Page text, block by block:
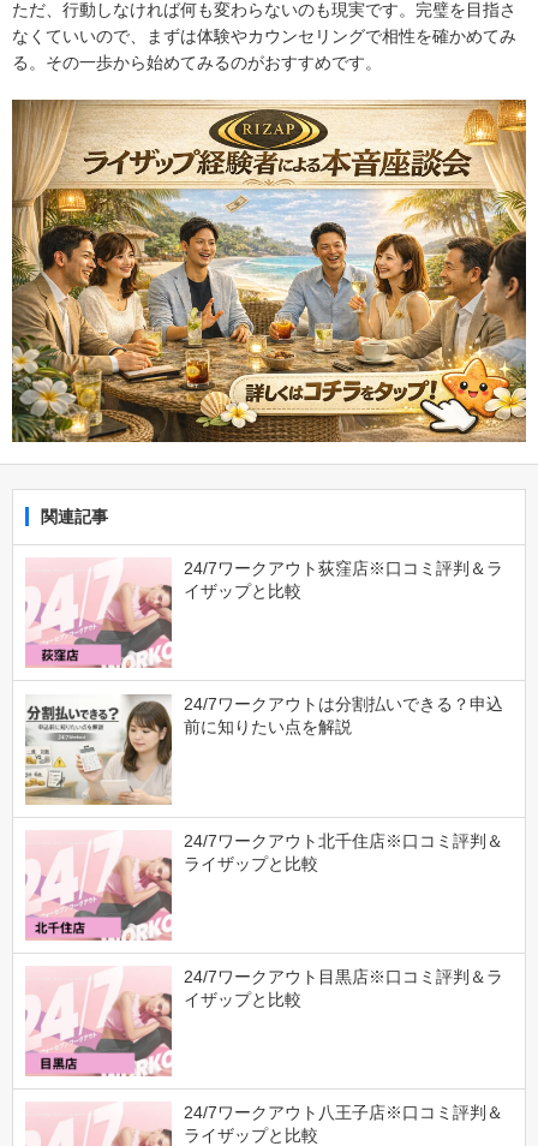
ただ、行動しなければ何も変わらないのも現実です。完璧を目指さ
なくていいので、まずは体験やカウンセリングで相性を確かめてみ
る。その一歩から始めてみるのがおすすめです。
関連記事
24/7ワークアウト荻窪店※口コミ評判＆ラ
イザップと比較
24/7ワークアウトは分割払いできる？申込
前に知りたい点を解説
24/7ワークアウト北千住店※口コミ評判＆
ライザップと比較
24/7ワークアウト目黒店※口コミ評判＆ラ
イザップと比較
24/7ワークアウト八王子店※口コミ評判＆
ライザップと比較